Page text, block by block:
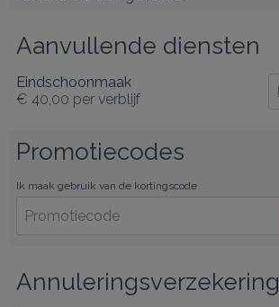
Aanvullende diensten
Eindschoonmaak
€ 40,00 per verblijf
Promotiecodes
Ik maak gebruik van de kortingscode
Annuleringsverzekering